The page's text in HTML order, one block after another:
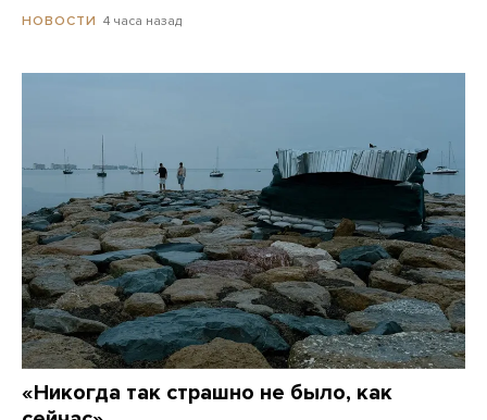
НОВОСТИ 4 часа назад
«Никогда так страшно не было, как